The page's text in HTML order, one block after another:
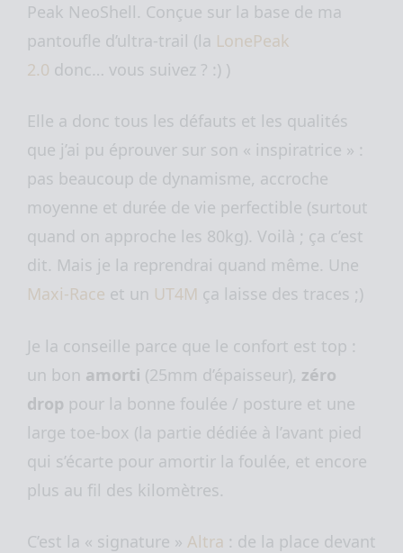
Peak NeoShell. Conçue sur la base de ma
pantoufle d’ultra-trail (la LonePeak
2.0 donc… vous suivez ? :) )
Elle a donc tous les défauts et les qualités
que j’ai pu éprouver sur son « inspiratrice » :
pas beaucoup de dynamisme, accroche
moyenne et durée de vie perfectible (surtout
quand on approche les 80kg). Voilà ; ça c’est
dit. Mais je la reprendrai quand même. Une
Maxi-Race et un UT4M ça laisse des traces ;)
Je la conseille parce que le confort est top :
un bon amorti (25mm d’épaisseur), zéro
drop pour la bonne foulée / posture et une
large toe-box (la partie dédiée à l’avant pied
qui s’écarte pour amortir la foulée, et encore
plus au fil des kilomètres.
C’est la « signature » Altra : de la place devant